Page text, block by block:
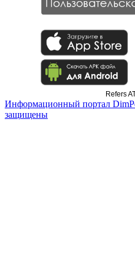
Refers
Информационный портал
защищены